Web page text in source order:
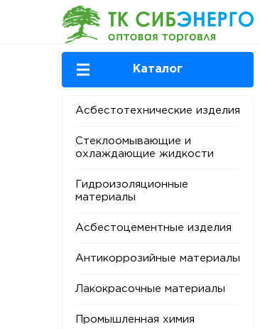
Каталог
Асбестотехнические изделия
Стеклоомывающие и
охлаждающие жидкости
Гидроизоляционные
материалы
Асбестоцементные изделия
Антикоррозийные материалы
Лакокрасочные материалы
Промышленная химия